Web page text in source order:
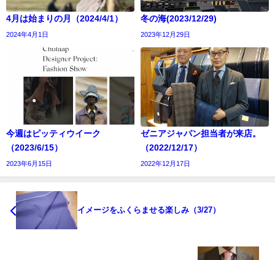
4月は始まりの月（2024/4/1）
2024年4月1日
冬の海(2023/12/29)
2023年12月29日
今週はピッティウイーク
（2023/6/15）
2023年6月15日
ゼニアジャパン担当者が来店。
（2022/12/17）
2022年12月17日
イメージをふくらませる楽しみ（3/27）